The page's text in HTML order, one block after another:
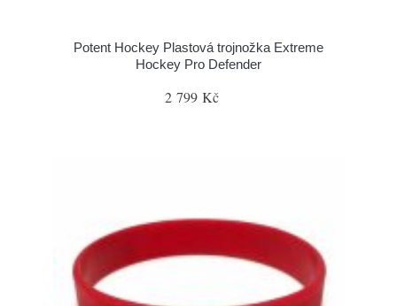
Potent Hockey Plastová trojnožka Extreme
Hockey Pro Defender
2 799 Kč